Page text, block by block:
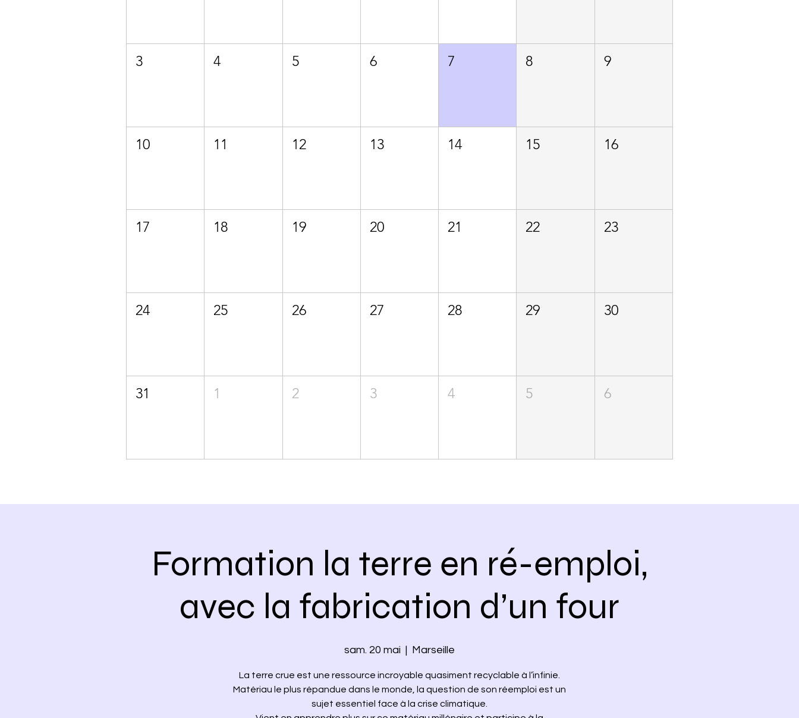
3 4 5 6 7 8 9
10 11 12 13 14 15 16
17 18 19 20 21 22 23
24 25 26 27 28 29 30
31 1 2 3 4 5 6
Formation la terre en ré-emploi,
avec la fabrication d’un four
sam. 20 mai
  |
Marseille
La terre crue est une ressource incroyable quasiment recyclable à l’infinie.
Matériau le plus répandue dans le monde, la question de son réemploi est un
sujet essentiel face à la crise climatique.